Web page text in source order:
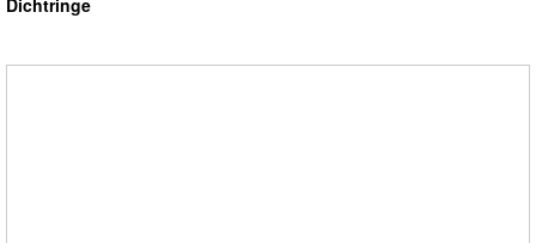
Dichtringe